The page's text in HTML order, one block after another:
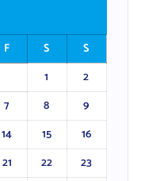
F S
S
1
2
7 8
9
14 15
16
21 22
23